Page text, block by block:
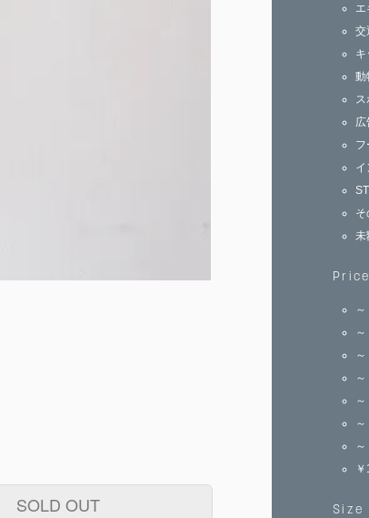
交
動
未
Price
Size
SOLD OUT